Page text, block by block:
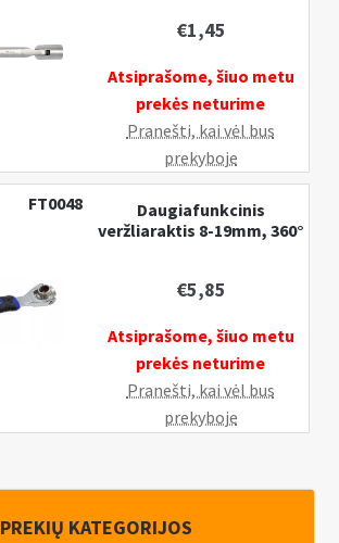
€1,45
Atsiprašome, šiuo metu
prekės neturime
Pranešti, kai vėl bus
prekyboje
FT0048
Daugiafunkcinis
veržliaraktis 8-19mm, 360°
€5,85
Atsiprašome, šiuo metu
prekės neturime
Pranešti, kai vėl bus
prekyboje
PREKIŲ KATEGORIJOS